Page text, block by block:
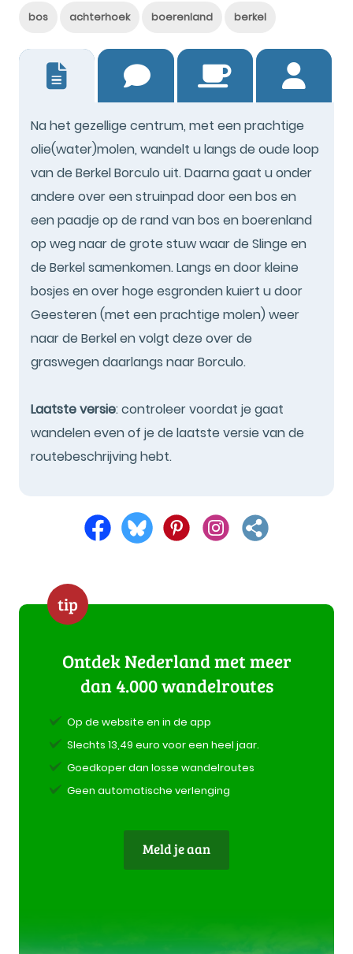
bos achterhoek boerenland berkel
Na het gezellige centrum, met een prachtige
olie(water)molen, wandelt u langs de oude loop
van de Berkel Borculo uit. Daarna gaat u onder
andere over een struinpad door een bos en
een paadje op de rand van bos en boerenland
op weg naar de grote stuw waar de Slinge en
de Berkel samenkomen. Langs en door kleine
bosjes en over hoge esgronden kuiert u door
Geesteren (met een prachtige molen) weer
naar de Berkel en volgt deze over de
graswegen daarlangs naar Borculo.
Laatste versie: controleer voordat je gaat
wandelen even of je de laatste versie van de
routebeschrijving hebt.
tip
Ontdek Nederland met meer
dan 4.000 wandelroutes
Op de website en in de app
Slechts 13,49 euro voor een heel jaar.
Goedkoper dan losse wandelroutes
Geen automatische verlenging
Meld je aan